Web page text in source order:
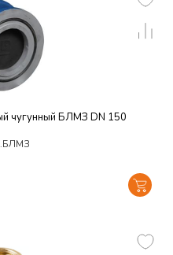
чугунный БЛМЗ DN 150